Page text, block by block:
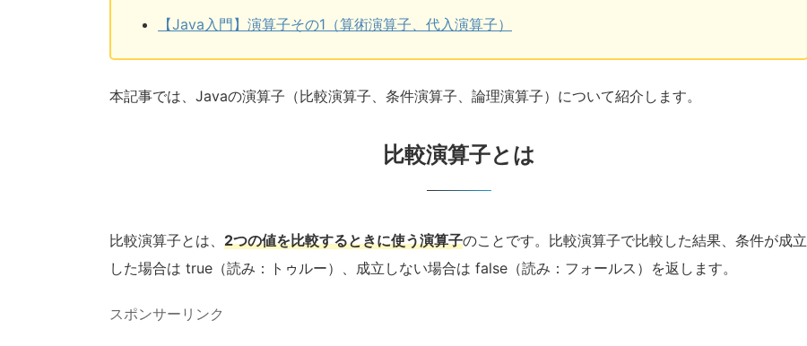
【Java入門】演算子その1（算術演算子、代入演算子）
本記事では、Javaの演算子（比較演算子、条件演算子、論理演算子）について紹介します。
比較演算子とは
比較演算子とは、 2つの値を比較するときに使う演算子のことです。比較演算子で比較した結果、条件が成立
した場合は true（読み：トゥルー）、成立しない場合は false（読み： フォールス ）を返します。
スポンサーリンク